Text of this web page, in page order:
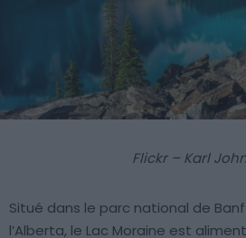
Flickr – Karl
Situé dans le parc national de
l’Alberta, le Lac Moraine est